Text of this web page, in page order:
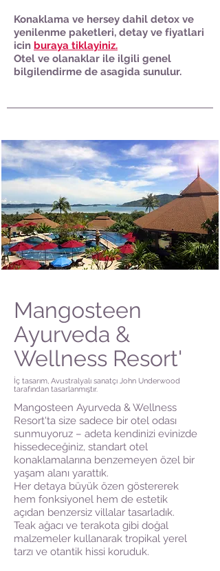
Konaklama ve hersey dahil detox ve
yenilenme paketleri, detay ve fiyatlari
icin buraya tiklayiniz.
Otel ve olanaklar ile ilgili genel
bilgilendirme de asagida sunulur.
Mangosteen
Ayurveda &
Wellness Resort'
İç tasarım, Avustralyalı sanatçı John Underwood
tarafından tasarlanmıştır.
Mangosteen Ayurveda & Wellness
Resort'ta size sadece bir otel odası
sunmuyoruz – adeta kendinizi evinizde
hissedeceğiniz, standart otel
konaklamalarına benzemeyen özel bir
yaşam alanı yarattık.
Her detaya büyük özen göstererek
hem fonksiyonel hem de estetik
açıdan benzersiz villalar tasarladık.
Teak ağacı ve terakota gibi doğal
malzemeler kullanarak tropikal yerel
tarzı ve otantik hissi koruduk.